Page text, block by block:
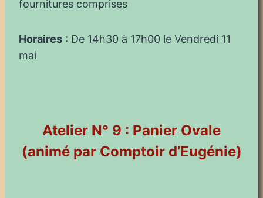
fournitures comprises
Horaires : De 14h30 à 17h00 le Vendredi 11
mai
Atelier N° 9 : Panier Ovale
(animé par Comptoir d’Eugénie)